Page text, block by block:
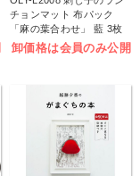
チョンマット 布パック
「麻の葉合わせ」 藍 3枚
入 (袋)
卸価格は会員のみ公開